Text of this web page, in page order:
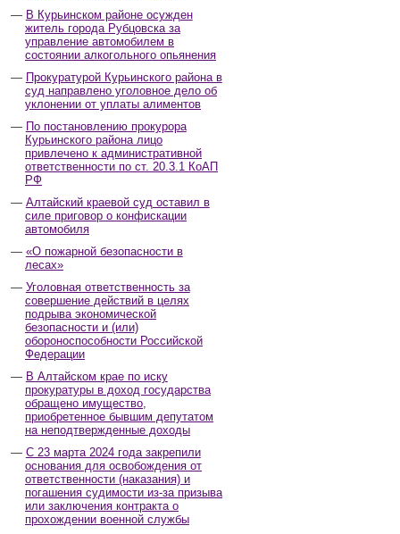
В Курьинском районе осужден
житель города Рубцовска за
управление автомобилем в
состоянии алкогольного опьянения
Прокуратурой Курьинского района в
суд направлено уголовное дело об
уклонении от уплаты алиментов
По постановлению прокурора
Курьинского района лицо
привлечено к административной
ответственности по ст. 20.3.1 КоАП
РФ
Алтайский краевой суд оставил в
силе приговор о конфискации
автомобиля
«О пожарной безопасности в
лесах»
Уголовная ответственность за
совершение действий в целях
подрыва экономической
безопасности и (или)
обороноспособности Российской
Федерации
В Алтайском крае по иску
прокуратуры в доход государства
обращено имущество,
приобретенное бывшим депутатом
на неподтвержденные доходы
С 23 марта 2024 года закрепили
основания для освобождения от
ответственности (наказания) и
погашения судимости из-за призыва
или заключения контракта о
прохождении военной службы